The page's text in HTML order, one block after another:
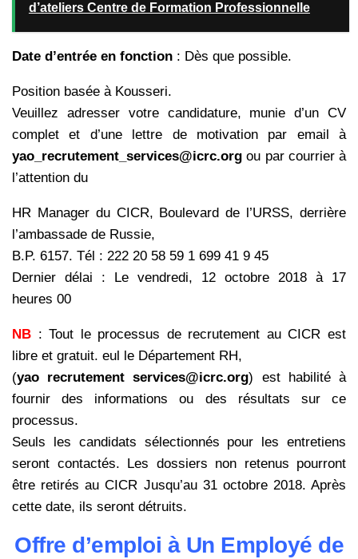
d’ateliers Centre de Formation Professionnelle
Date d’entrée en fonction : Dès que possible.
Position basée à Kousseri.
Veuillez adresser votre candidature, munie d’un CV
complet et d’une lettre de motivation par email à
yao_recrutement_services@icrc.org ou par courrier à
l’attention du
HR Manager du CICR, Boulevard de l’URSS, derrière
l’ambassade de Russie,
B.P. 6157. Tél : 222 20 58 59 1 699 41 9 45
Dernier délai : Le vendredi, 12 octobre 2018 à 17
heures 00
NB : Tout le processus de recrutement au CICR est
libre et gratuit. eul le Département RH,
(yao recrutement services@icrc.org) est habilité à
fournir des informations ou des résultats sur ce
processus.
Seuls les candidats sélectionnés pour les entretiens
seront contactés. Les dossiers non retenus pourront
être retirés au CICR Jusqu’au 31 octobre 2018. Après
cette date, ils seront détruits.
Offre d’emploi à Un Employé de